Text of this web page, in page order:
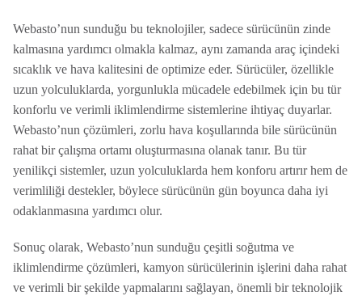
Webasto’nun sunduğu bu teknolojiler, sadece sürücünün zinde
kalmasına yardımcı olmakla kalmaz, aynı zamanda araç içindeki
sıcaklık ve hava kalitesini de optimize eder. Sürücüler, özellikle
uzun yolculuklarda, yorgunlukla mücadele edebilmek için bu tür
konforlu ve verimli iklimlendirme sistemlerine ihtiyaç duyarlar.
Webasto’nun çözümleri, zorlu hava koşullarında bile sürücünün
rahat bir çalışma ortamı oluşturmasına olanak tanır. Bu tür
yenilikçi sistemler, uzun yolculuklarda hem konforu artırır hem de
verimliliği destekler, böylece sürücünün gün boyunca daha iyi
odaklanmasına yardımcı olur.
Sonuç olarak, Webasto’nun sunduğu çeşitli soğutma ve
iklimlendirme çözümleri, kamyon sürücülerinin işlerini daha rahat
ve verimli bir şekilde yapmalarını sağlayan, önemli bir teknolojik